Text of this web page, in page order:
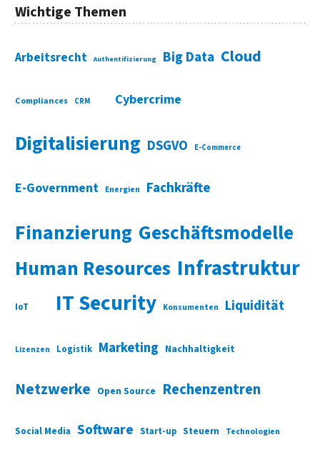
Wichtige Themen
Arbeitsrecht Authentifizierung Big Data Cloud
Compliances CRM Cybercrime
Digitalisierung DSGVO E-Commerce
E-Government Energien Fachkräfte
Finanzierung Geschäftsmodelle
Human Resources Infrastruktur
IoT IT Security Konsumenten Liquidität
Lizenzen Logistik Marketing Nachhaltigkeit
Netzwerke Open Source Rechenzentren
Social Media Software Start-up Steuern Technologien